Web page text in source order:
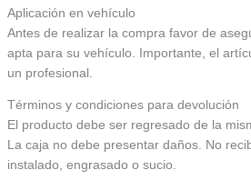
Aplicación en vehículo
Antes de realizar la compra favor de
apta para su vehículo. Importante, el
un profesional.
Términos y condiciones para devolución
El producto debe ser regresado de la
La caja no debe presentar daños. No
instalado, engrasado o sucio.